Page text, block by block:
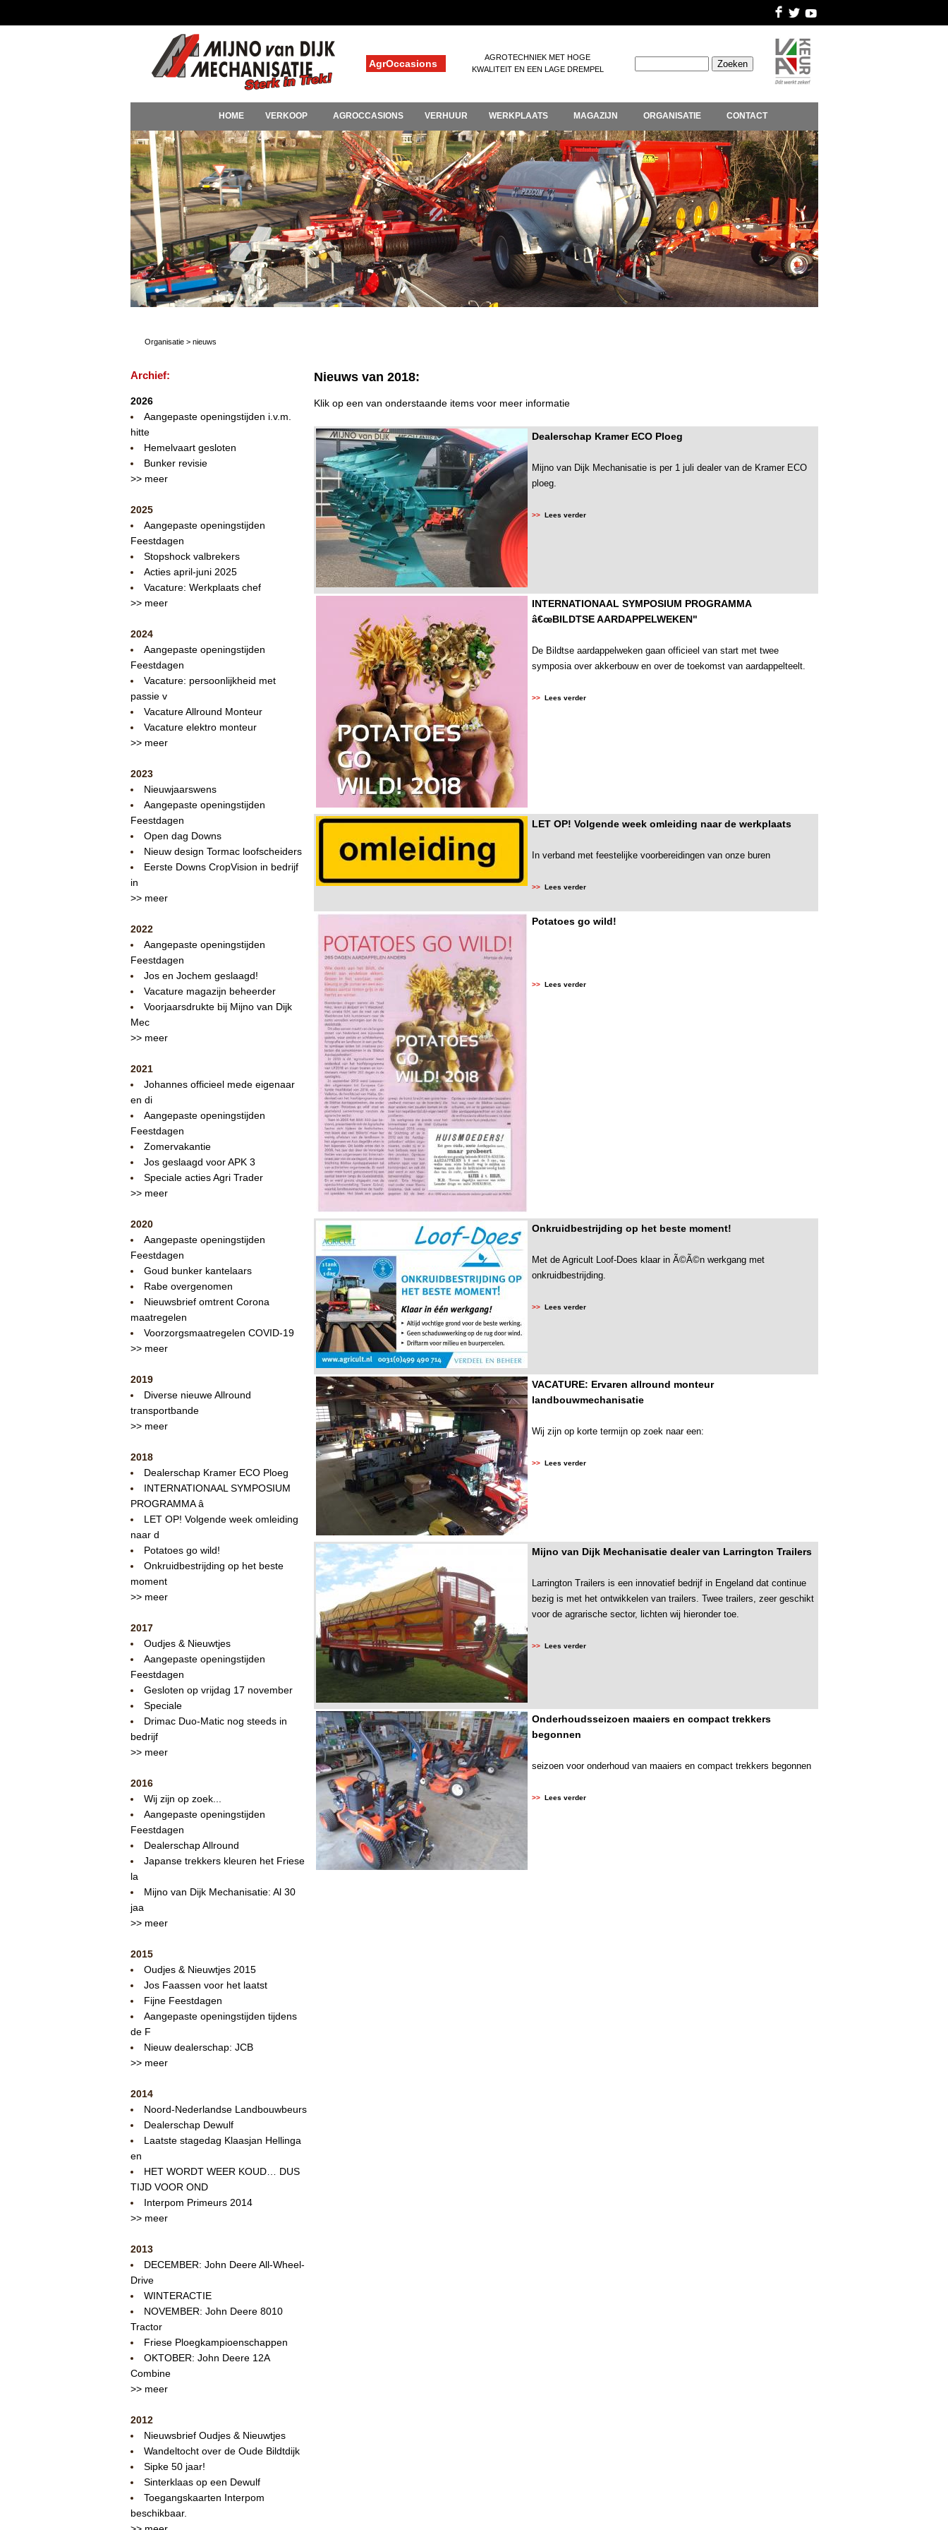
AgrOccasions
AGROTECHNIEK MET HOGE
KWALITEIT EN EEN LAGE DREMPEL
HOME VERKOOP AGROCCASIONS VERHUUR WERKPLAATS MAGAZIJN ORGANISATIE CONTACT
Organisatie> nieuws
Archief:
2026
Aangepaste openingstijden i.v.m.
hitte
Hemelvaart gesloten
Bunker revisie
>> meer
2025
Aangepaste openingstijden
Feestdagen
Stopshock valbrekers
Acties april-juni 2025
Vacature: Werkplaats chef
>> meer
2024
Aangepaste openingstijden
Feestdagen
Vacature: persoonlijkheid met
passie v
Vacature Allround Monteur
Vacature elektro monteur
>> meer
2023
Nieuwjaarswens
Aangepaste openingstijden
Feestdagen
Open dag Downs
Nieuw design Tormac loofscheiders
Eerste Downs CropVision in bedrijf
in
>> meer
2022
Aangepaste openingstijden
Feestdagen
Jos en Jochem geslaagd!
Vacature magazijn beheerder
Voorjaarsdrukte bij Mijno van Dijk
Mec
>> meer
2021
Johannes officieel mede eigenaar
en di
Aangepaste openingstijden
Feestdagen
Zomervakantie
Jos geslaagd voor APK 3
Speciale acties Agri Trader
>> meer
2020
Aangepaste openingstijden
Feestdagen
Goud bunker kantelaars
Rabe overgenomen
Nieuwsbrief omtrent Corona
maatregelen
Voorzorgsmaatregelen COVID-19
>> meer
2019
Diverse nieuwe Allround
transportbande
>> meer
2018
Dealerschap Kramer ECO Ploeg
INTERNATIONAAL SYMPOSIUM
PROGRAMMA â
LET OP! Volgende week omleiding
naar d
Potatoes go wild!
Onkruidbestrijding op het beste
moment
>> meer
2017
Oudjes & Nieuwtjes
Aangepaste openingstijden
Feestdagen
Gesloten op vrijdag 17 november
Speciale
Drimac Duo-Matic nog steeds in
bedrijf
>> meer
2016
Wij zijn op zoek...
Aangepaste openingstijden
Feestdagen
Dealerschap Allround
Japanse trekkers kleuren het Friese
la
Mijno van Dijk Mechanisatie: Al 30
jaa
>> meer
2015
Oudjes & Nieuwtjes 2015
Jos Faassen voor het laatst
Fijne Feestdagen
Aangepaste openingstijden tijdens
de F
Nieuw dealerschap: JCB
>> meer
2014
Noord-Nederlandse Landbouwbeurs
Dealerschap Dewulf
Laatste stagedag Klaasjan Hellinga
en
HET WORDT WEER KOUD… DUS
TIJD VOOR OND
Interpom Primeurs 2014
>> meer
2013
DECEMBER: John Deere All-Wheel-
Drive
WINTERACTIE
NOVEMBER: John Deere 8010
Tractor
Friese Ploegkampioenschappen
OKTOBER: John Deere 12A
Combine
>> meer
2012
Nieuwsbrief Oudjes & Nieuwtjes
Wandeltocht over de Oude Bildtdijk
Sipke 50 jaar!
Sinterklaas op een Dewulf
Toegangskaarten Interpom
beschikbaar.
Nieuws van 2018:
Klik op een van onderstaande items voor meer informatie
Dealerschap Kramer ECO Ploeg
Mijno van Dijk Mechanisatie is per 1 juli dealer van de Kramer ECO
ploeg.
>> Lees verder
INTERNATIONAAL SYMPOSIUM PROGRAMMA
â€œBILDTSE AARDAPPELWEKEN"
De Bildtse aardappelweken gaan officieel van start met twee
symposia over akkerbouw en over de toekomst van aardappelteelt.
>> Lees verder
LET OP! Volgende week omleiding naar de werkplaats
In verband met feestelijke voorbereidingen van onze buren
>> Lees verder
Potatoes go wild!
>> Lees verder
Onkruidbestrijding op het beste moment!
Met de Agricult Loof-Does klaar in Ã©Ã©n werkgang met
onkruidbestrijding.
>> Lees verder
VACATURE: Ervaren allround monteur
landbouwmechanisatie
Wij zijn op korte termijn op zoek naar een:
>> Lees verder
Mijno van Dijk Mechanisatie dealer van Larrington Trailers
Larrington Trailers is een innovatief bedrijf in Engeland dat continue
bezig is met het ontwikkelen van trailers. Twee trailers, zeer geschikt
voor de agrarische sector, lichten wij hieronder toe.
>> Lees verder
Onderhoudsseizoen maaiers en compact trekkers
begonnen
seizoen voor onderhoud van maaiers en compact trekkers begonnen
>> Lees verder